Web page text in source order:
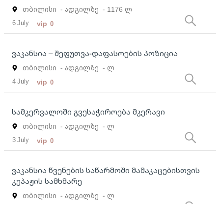
თბილისი - ადგილზე - 1176 ლ
6 July vip 0
ვაკანსია – შეფუთვა-დაფასოების პოზიცია
თბილისი - ადგილზე - ლ
4 July vip 0
სამკერვალოში გვესაჭიროება მკერავი
თბილისი - ადგილზე - ლ
3 July vip 0
ვაკანსია წვენების საწარმოში მამაკაცებისთვის
კუპაჟის სამხმარე
თბილისი - ადგილზე - ლ